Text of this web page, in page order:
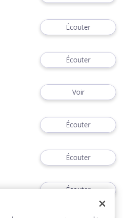
Écouter
Écouter
Voir
Écouter
Écouter
Écouter